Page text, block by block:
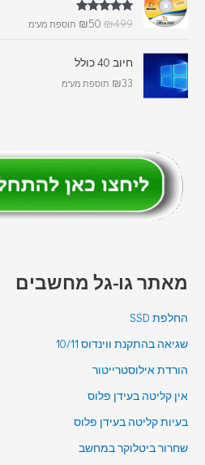
דורג5.00
₪499
₪50 תוספת מע"מ
חיוב 40 כולל
₪33 תוספת מע"מ
מאתר גו-גל מחשבים
החלפת SSD
שגיאה בהתקנת ווינדוס 10/11
הורדת אילוסטרייטור
אין קליטה בעידן פלוס
בעיות קליטה בעידן פלוס
שחרור ביטלוקר במחשב